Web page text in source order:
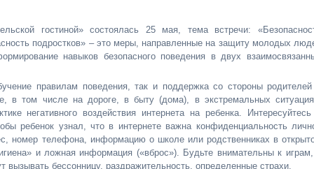
гостиной» состоялась 25 мая, тема встречи:
подростков» – это меры, направленные на защиту молодых
навыков безопасного поведения в двух
правилам поведения, так и поддержка со стороны
в том числе на дороге, в быту (дома), в экстремальных
негативного воздействия интернета на ребенка.
ребенок узнал, что в интернете важна конфиденциальность
номер телефона, информацию о школе или родственниках в
и ложная информация («вброс»). Будьте внимательны к
вызывать бессонницу, раздражительность, определенные страхи.